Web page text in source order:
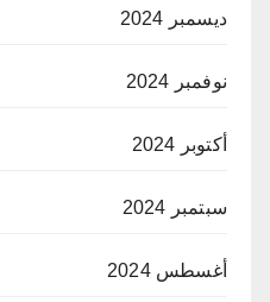
ديسمبر 2024
نوفمبر 2024
أكتوبر 2024
سبتمبر 2024
أغسطس 2024